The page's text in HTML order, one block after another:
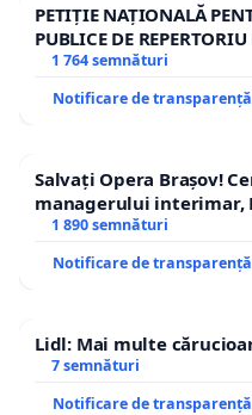
PETIȚIE NAȚIONALĂ
PUBLICE DE
1 764 semnături
Notificare de transparență
Salvați Opera Brașov!
managerului interimar,
1 890 semnături
Notificare de transparență
Lidl: Mai multe
7 semnături
Notificare de transparență